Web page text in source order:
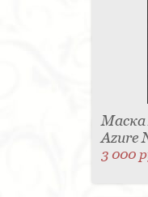
Маска
Azure
3 000